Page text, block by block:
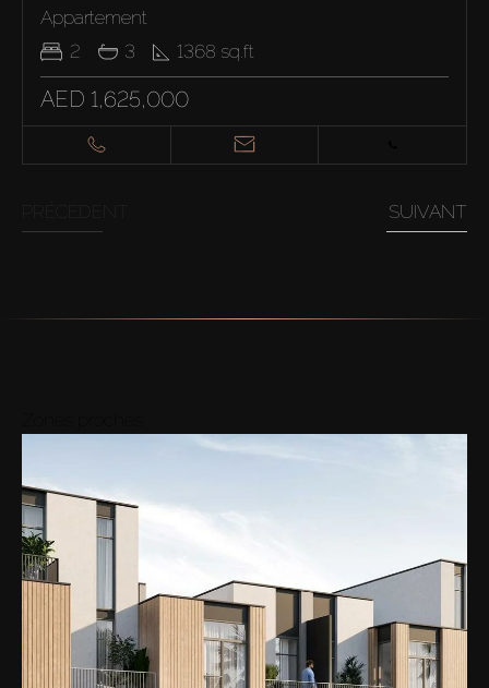
Appartement
2
3 1368 sq.ft
AED 1,625,000
SUIVANT